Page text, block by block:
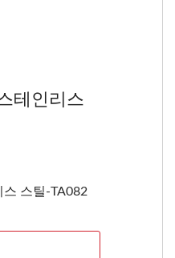
테인리스
스 스틸-TA082